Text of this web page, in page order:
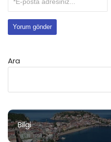
Ara
Bilgi